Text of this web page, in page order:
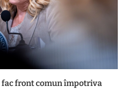
front comun împotriva